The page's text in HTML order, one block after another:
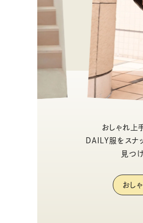
おしゃれ上
DAILY服をスナ
見つ
おし